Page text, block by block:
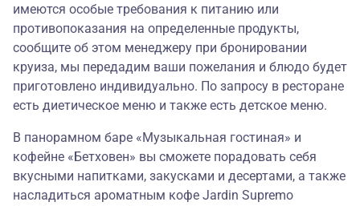
имеются особые требования к питанию или
противопоказания на определенные продукты,
сообщите об этом менеджеру при бронировании
круиза, мы передадим ваши пожелания и блюдо будет
приготовлено индивидуально. По запросу в ресторане
есть диетическое меню и также есть детское меню.
В панорамном баре «Музыкальная гостиная» и
кофейне «Бетховен» вы сможете порадовать себя
вкусными напитками, закусками и десертами, а также
насладиться ароматным кофе Jardin Supremo